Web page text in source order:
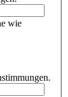
wie